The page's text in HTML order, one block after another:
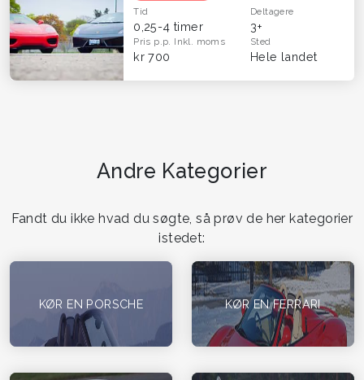
Tid
0,25-4 timer
Deltagere
3+
Pris p.p. Inkl. moms
kr 700
Sted
Hele landet
Andre Kategorier
Fandt du ikke hvad du søgte, så prøv de her kategorier
istedet:
KØR EN PORSCHE KØR EN FERRARI